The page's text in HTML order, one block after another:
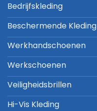
Bedrijfskleding
Beschermende Kleding
Werkhandschoenen
Werkschoenen
Veiligheidsbrillen
Hi-Vis Kleding